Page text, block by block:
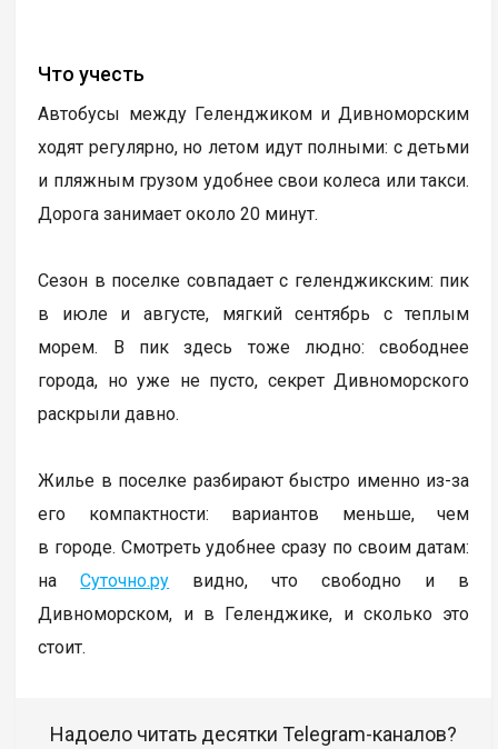
Что учесть
Автобусы между Геленджиком и Дивноморским
ходят регулярно, но летом идут полными: с детьми
и пляжным грузом удобнее свои колеса или такси.
Дорога занимает около 20 минут.
Сезон в поселке совпадает с геленджикским: пик
в июле и августе, мягкий сентябрь с теплым
морем. В пик здесь тоже людно: свободнее
города, но уже не пусто, секрет Дивноморского
раскрыли давно.
Жилье в поселке разбирают быстро именно из-за
его компактности: вариантов меньше, чем
в городе. Смотреть удобнее сразу по своим датам:
наСуточно.ру видно, что свободно и в
Дивноморском, и в Геленджике, и сколько это
стоит.
Надоело читать десятки Telegram-каналов?